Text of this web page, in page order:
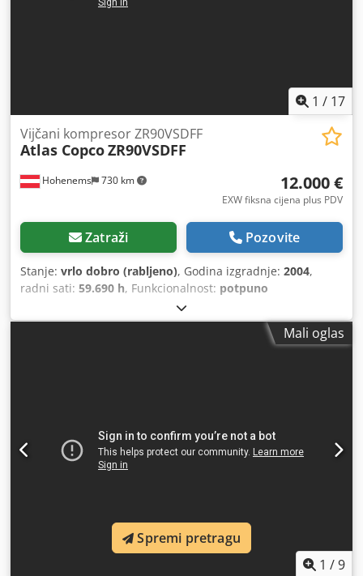
1 / 17
Hohenems 730 km
Vijčani kompresor ZR90VSDFF
Atlas CopcoZR90VSDFF
12.000 €
EXW fiksna cijena plus PDV
Zatraži Pozovite
Stanje: vrlo dobro (rabljeno), Godina izgradnje: 2004,
radni sati: 59.690 h, Funkcionalnost: potpuno
Mali oglas
1 /9
Spremi pretragu